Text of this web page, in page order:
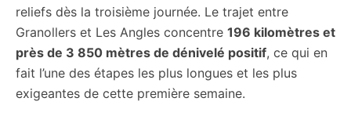
reliefs dès la troisième journée. Le trajet entre
Granollers et Les Angles concentre 196 kilomètres et
près de 3 850 mètres de dénivelé positif, ce qui en
fait l’une des étapes les plus longues et les plus
exigeantes de cette première semaine.